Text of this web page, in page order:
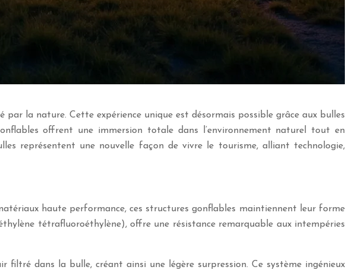
la nature. Cette expérience unique est désormais possible grâce aux bulles
offrent une immersion totale dans l’environnement naturel tout en
représentent une nouvelle façon de vivre le tourisme, alliant technologie,
haute performance, ces structures gonflables maintiennent leur forme
tétrafluoroéthylène), offre une résistance remarquable aux intempéries
filtré dans la bulle, créant ainsi une légère surpression. Ce système ingénieux